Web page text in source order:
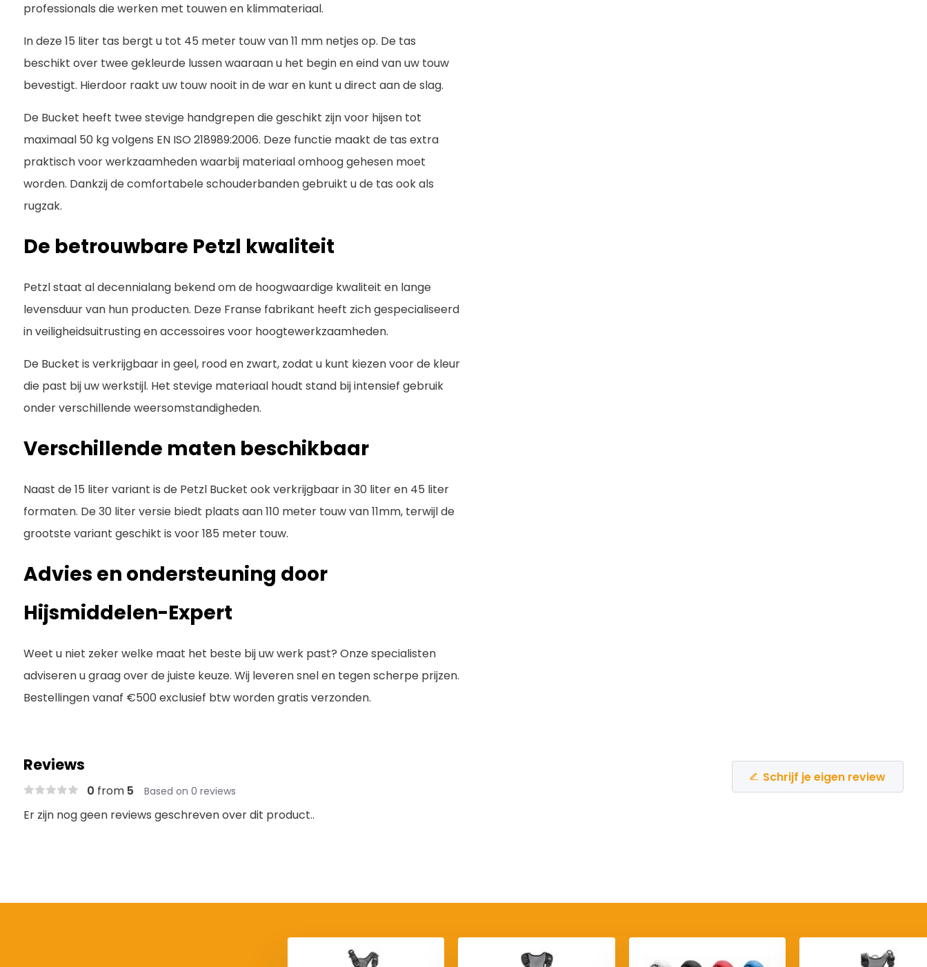
professionals die werken met touwen en klimmateriaal.
In deze 15 liter tas bergt u tot 45 meter touw van 11 mm netjes op. De tas
beschikt over twee gekleurde lussen waaraan u het begin en eind van uw touw
bevestigt. Hierdoor raakt uw touw nooit in de war en kunt u direct aan de slag.
De Bucket heeft twee stevige handgrepen die geschikt zijn voor hijsen tot
maximaal 50 kg volgens EN ISO 218989:2006. Deze functie maakt de tas extra
praktisch voor werkzaamheden waarbij materiaal omhoog gehesen moet
worden. Dankzij de comfortabele schouderbanden gebruikt u de tas ook als
rugzak.
De betrouwbare Petzl kwaliteit
Petzl staat al decennialang bekend om de hoogwaardige kwaliteit en lange
levensduur van hun producten. Deze Franse fabrikant heeft zich gespecialiseerd
in veiligheidsuitrusting en accessoires voor hoogtewerkzaamheden.
De Bucket is verkrijgbaar in geel, rood en zwart, zodat u kunt kiezen voor de kleur
die past bij uw werkstijl. Het stevige materiaal houdt stand bij intensief gebruik
onder verschillende weersomstandigheden.
Verschillende maten beschikbaar
Naast de 15 liter variant is de Petzl Bucket ook verkrijgbaar in 30 liter en 45 liter
formaten. De 30 liter versie biedt plaats aan 110 meter touw van 11mm, terwijl de
grootste variant geschikt is voor 185 meter touw.
Advies en ondersteuning door
Hijsmiddelen-Expert
Weet u niet zeker welke maat het beste bij uw werk past? Onze specialisten
adviseren u graag over de juiste keuze. Wij leveren snel en tegen scherpe prijzen.
Bestellingen vanaf €500 exclusief btw worden gratis verzonden.
Reviews
0 from 5 Based on 0 reviews
Schrijf je eigen review
Er zijn nog geen reviews geschreven over dit product..